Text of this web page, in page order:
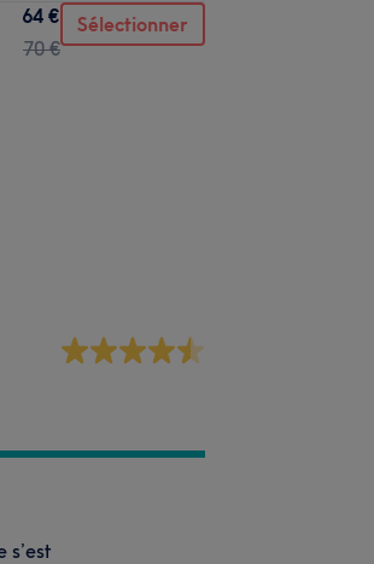
64 €
70 €
Sélectionner